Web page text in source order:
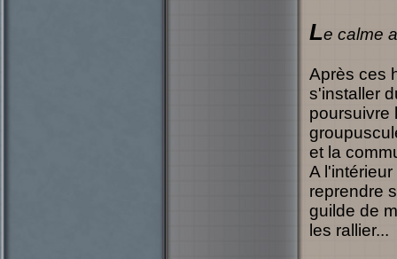
Le calme
Après ces
s'installer
poursuivre
et la
A
reprendre
guilde de
les rallier...